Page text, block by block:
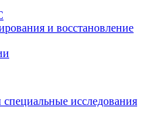
и восстановление
исследования